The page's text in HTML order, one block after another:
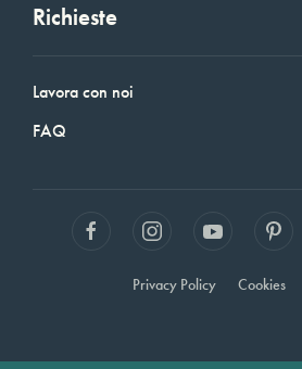
Richieste
Lavora con noi
FAQ
Privacy Policy Cookies